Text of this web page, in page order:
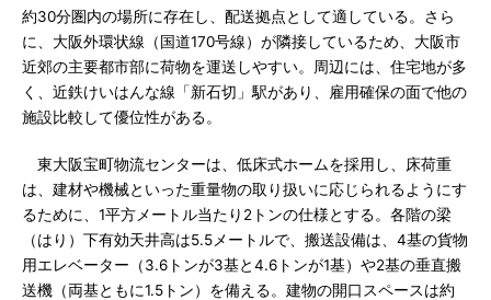
約30分圏内の場所に存在し、配送拠点として適している。さら
に、大阪外環状線（国道170号線）が隣接しているため、大阪市
近郊の主要都市部に荷物を運送しやすい。周辺には、住宅地が多
く、近鉄けいはんな線「新石切」駅があり、雇用確保の面で他の
施設比較して優位性がある。
東大阪宝町物流センターは、低床式ホームを採用し、床荷重
は、建材や機械といった重量物の取り扱いに応じられるようにす
るために、1平方メートル当たり2トンの仕様とする。各階の梁
（はり）下有効天井高は5.5メートルで、搬送設備は、4基の貨物
用エレベーター（3.6トンが3基と4.6トンが1基）や2基の垂直搬
送機（両基ともに1.5トン）を備える。建物の開口スペースは約